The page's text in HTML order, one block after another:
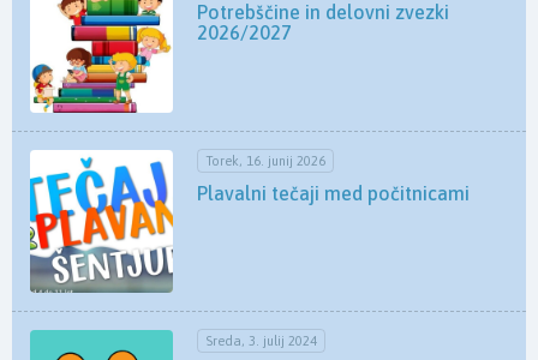
Potrebščine in delovni zvezki
2026/2027
Torek, 16. junij 2026
Plavalni tečaji med počitnicami
Sreda, 3. julij 2024